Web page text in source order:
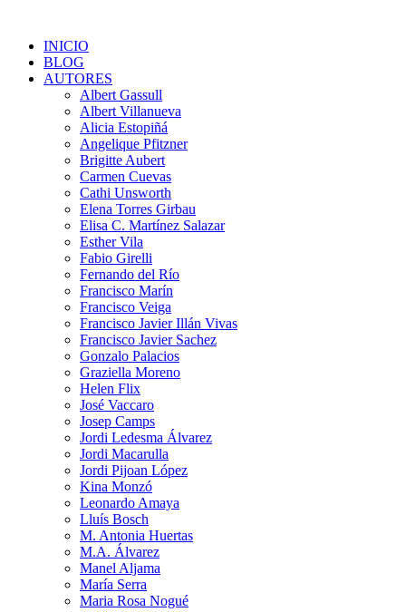
INICIO
BLOG
AUTORES
Albert Gassull
Albert Villanueva
Alicia Estopiñá
Angelique Pfitzner
Brigitte Aubert
Carmen Cuevas
Cathi Unsworth
Elena Torres Girbau
Elisa C. Martínez Salazar
Esther Vila
Fabio Girelli
Fernando del Río
Francisco Marín
Francisco Veiga
Francisco Javier Illán Vivas
Francisco Javier Sachez
Gonzalo Palacios
Graziella Moreno
Helen Flix
José Vaccaro
Josep Camps
Jordi Ledesma Álvarez
Jordi Macarulla
Jordi Pijoan López
Kina Monzó
Leonardo Amaya
Lluís Bosch
M. Antonia Huertas
M.A. Álvarez
Manel Aljama
María Serra
Maria Rosa Nogué